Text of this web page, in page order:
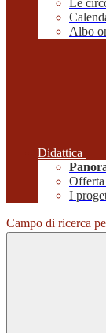
Le
Albo
Didattica
I
Campo di ricerca